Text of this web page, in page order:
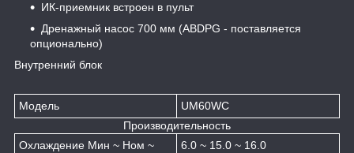
ИК-приемник встроен в пульт
Дренажный насос 700 мм (ABDPG - поставляется
опционально)
Внутренний блок
Модель
UM60WC
Производительность
Охлаждение Мин ~ Ном ~
6.0 ~ 15.0 ~ 16.0